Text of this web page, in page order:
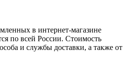
в интернет-магазине
по всей России. Стоимость
и службы доставки, а также от